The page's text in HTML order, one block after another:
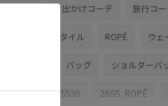
お出かけコーデ 旅行コ
パンツスタイル ROPÉ ウェ
バッグ ショルダーバ
26SS15 26SS30 26SS_ROPÉ